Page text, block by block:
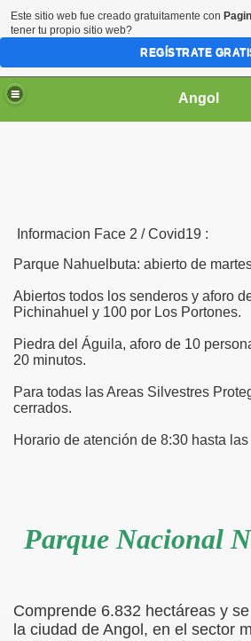
Angol
Informacion Face 2 / Covid19 :
Parque Nahuelbuta: abierto de
Abiertos todos los senderos y aforo
Pichinahuel y 100 por Los Portones.
Piedra del Águila, aforo de 10
20 minutos.
Para todas las Areas Silvestres
cerrados.
Horario de atención de 8:30 hasta las
Parque Nacional
Comprende 6.832 hectáreas y
la ciudad de Angol, en el sector
Este sitio web fue creado gratuitamente con
tener tu propio sitio web?
REGÍSTRATE